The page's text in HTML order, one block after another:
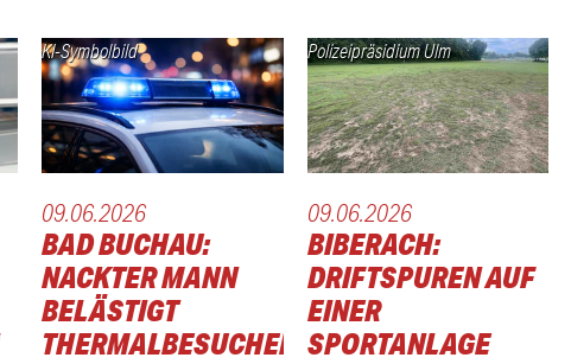
KI-Symbolbild
09.06.2026
BAD BUCHAU:
NACKTER MANN
BELÄSTIGT
THERMALBESUCHER
Polizeipräsidium Ulm
09.06.2026
BIBERACH:
DRIFTSPUREN AUF
EINER
SPORTANLAGE